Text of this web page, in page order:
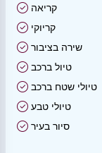
קריאה
קריוקי
שירה בציבור
טיול ברכב
טיולי שטח ברכב
טיולי טבע
סיור בעיר